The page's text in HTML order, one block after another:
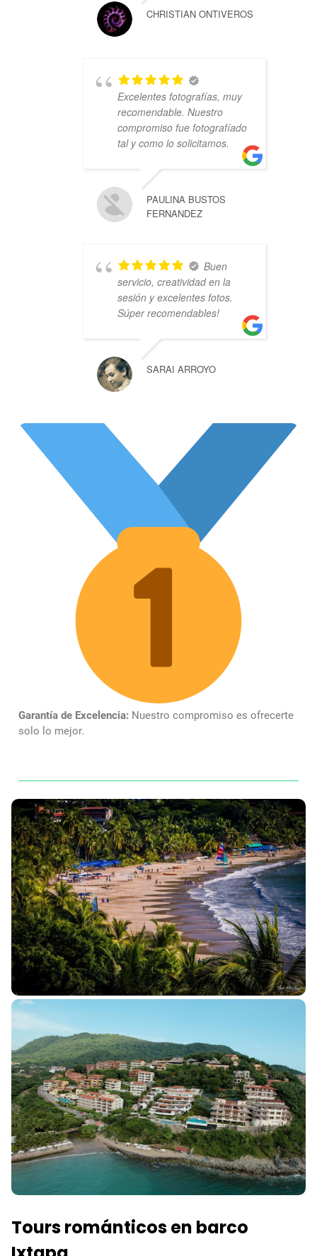
CHRISTIAN ONTIVEROS
Excelentes fotografías, muy
recomendable. Nuestro
compromiso fue fotografíado
tal y como lo solicitamos.
PAULINA BUSTOS
FERNANDEZ
Buen
servicio, creatividad en la
sesión y excelentes fotos.
Súper recomendables!
SARAI ARROYO
Garantía de Excelencia: Nuestro compromiso es ofrecerte
solo lo mejor.
Tours románticos en barco